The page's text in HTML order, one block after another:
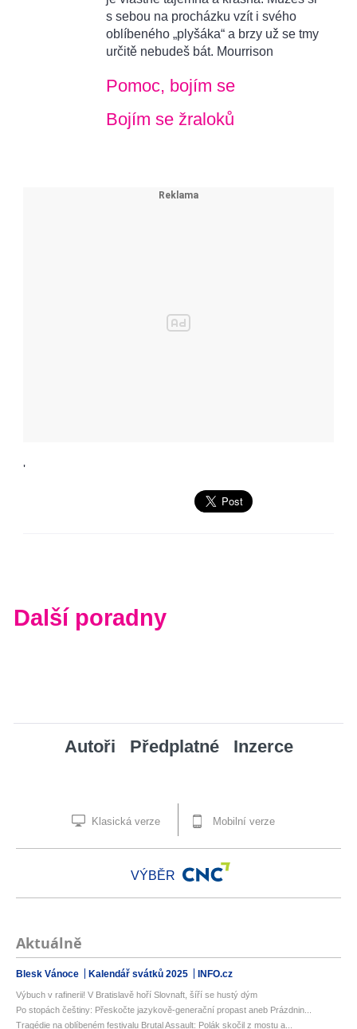
s sebou na procházku vzít i svého
oblíbeného „plyšáka“ a brzy už se tmy
určitě nebudeš bát. Mourrison
Pomoc, bojím se
Bojím se žraloků
'
Další poradny
Autoři Předplatné Inzerce
Klasická verze Mobilní verze
VÝBĚR
Aktuálně
Blesk Vánoce Kalendář svátků 2025 INFO.cz
Výbuch v rafinerii! V Bratislavě hoří Slovnaft, šíří se hustý dým
Po stopách češtiny: Přeskočte jazykově-generační propast aneb Prázdnin...
Tragédie na oblíbeném festivalu Brutal Assault: Polák skočil z mostu a...